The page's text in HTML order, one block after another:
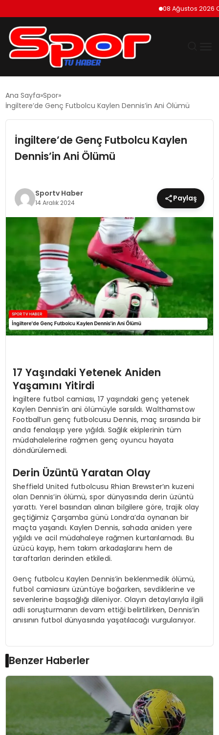
08 Ağustos 2026
EKONOMI
TEKNOLOJI
EĞITIM
MAGAZIN
SPOR
YAŞAM
Ana Sayfa Spor
İngiltere’de Genç Futbolcu Kaylen Dennis’in Ani Ölümü
İngiltere’de Genç Futbolcu Kaylen
Dennis’in Ani Ölümü
Sportv Haber
14 Aralık 2024 Paylaş
17 Yaşındaki Yetenek Aniden
Yaşamını Yitirdi
İngiltere futbol camiası, 17 yaşındaki genç yetenek
Kaylen Dennis’in ani ölümüyle sarsıldı. Walthamstow
Football’un genç futbolcusu Dennis, maç sırasında bir
anda fenalaşıp yere yığıldı. Sağlık ekiplerinin tüm
müdahalelerine rağmen genç oyuncu hayata
döndürülemedi.
Derin Üzüntü Yaratan Olay
Sheffield United futbolcusu Rhian Brewster’ın kuzeni
olan Dennis’in ölümü, spor dünyasında derin üzüntü
yarattı. Yerel basından alınan bilgilere göre, trajik olay
geçtiğimiz Çarşamba günü Londra’da oynanan bir
maçta yaşandı. Kaylen Dennis, sahada aniden yere
yığıldı ve acil müdahaleye rağmen kurtarılamadı. Bu
üzücü kayıp, hem takım arkadaşlarını hem de
taraftarları derinden etkiledi.
Genç futbolcu Kaylen Dennis’in beklenmedik ölümü,
futbol camiasını üzüntüye boğarken, sevdiklerine ve
sevenlerine başsağlığı dileniyor. Olayın detaylarıyla ilgili
adli soruşturmanın devam ettiği belirtilirken, Dennis’in
anısının futbol dünyasında yaşatılacağı vurgulanıyor.
Benzer Haberler